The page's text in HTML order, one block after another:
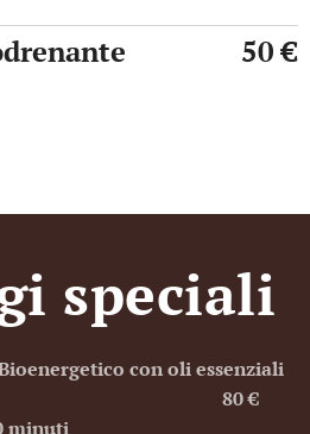
50 €
speciali
con oli essenziali
€
minuti